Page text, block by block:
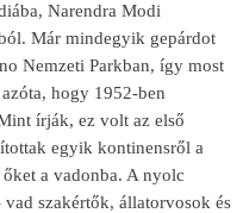
Narendra Modi
Már mindegyik gepárdot
Nemzeti Parkban, így most
hogy 1952-ben
írják, ez volt az első
egyik kontinensről a
a vadonba. A nyolc
szakértők, állatorvosok és